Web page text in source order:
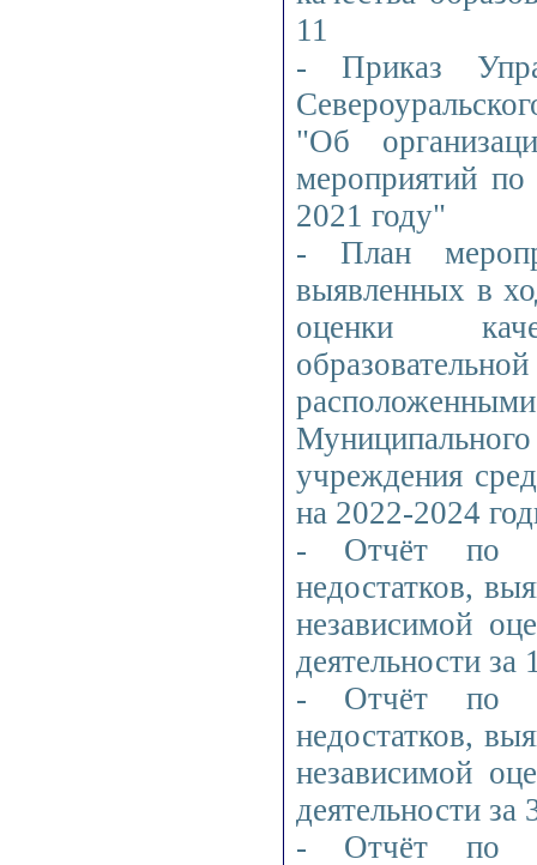
11
- Приказ
"Об
мероприятий по
2021 году"
- План
выявленных в
оценки
учреждения
на 2022-2024
- Отчёт по
недостатков,
независимой
деятельности за
- Отчёт по
недостатков,
независимой
деятельности за
- Отчёт по